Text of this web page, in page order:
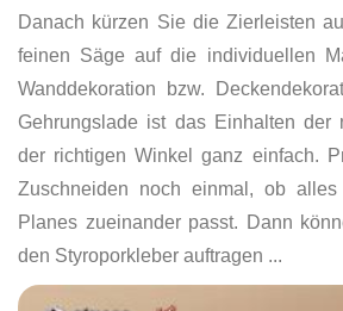
Danach kürzen Sie die Zierleisten
feinen Säge auf die individuellen
Wanddekoration bzw.
Gehrungslade ist das Einhalten der
der richtigen Winkel ganz einfach.
Zuschneiden noch einmal, ob alles
Planes zueinander passt. Dann
den Styroporkleber auftragen ...